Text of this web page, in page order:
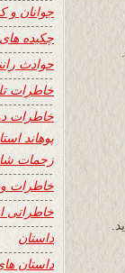
جوانان و
چکیده
حوادث
خاطرات
خاطرات
پوهاند
زحمات
خاطرات
خاطراتی
داستان
داستان